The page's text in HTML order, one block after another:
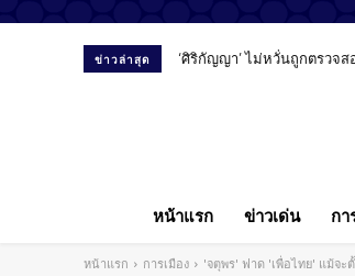
ข่าวล่าสุด ‘ศิริกัญญา’ ไม่หวั่นถูกตรวจสอ
สัมภาษณ์พิเศษ “หมอลูกตาล
หน้าแรก ข่าวเด่น กา
หน้าแรก การเมือง 'จตุพร' ฟาด 'เพื่อไทย' แม้จะ